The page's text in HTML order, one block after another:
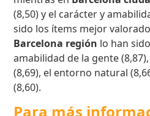
(8,50) y el carácter y
sido los ítems mejor
Barcelona región lo han
amabilidad de la gente
(8,69), el entorno natural
(8,60).
Para más